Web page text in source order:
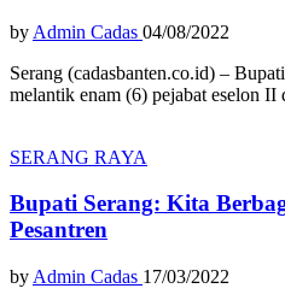
by Admin Cadas 04/08/2022
Serang (cadasbanten.co.id) –
melantik enam (6) pejabat eselon
SERANG RAYA
Bupati Serang: Kita
Pesantren
by Admin Cadas 17/03/2022